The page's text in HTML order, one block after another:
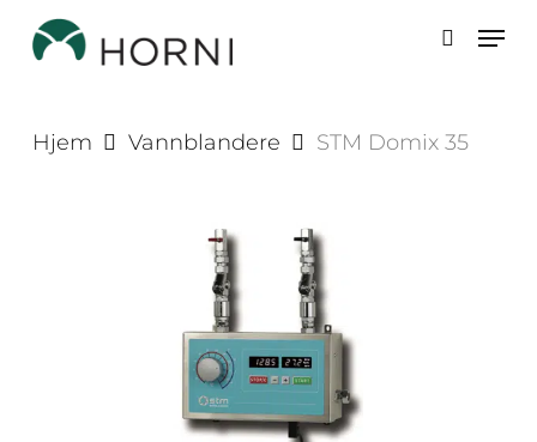
Skip
search
Hjem Vannblandere STM Domix 35